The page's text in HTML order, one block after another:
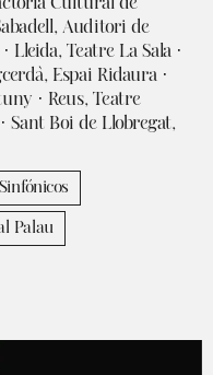
Auditori de
Teatre La Sala ·
Espai Ridaura ·
· Reus, Teatre
Sant Boi de Llobregat,
Palau